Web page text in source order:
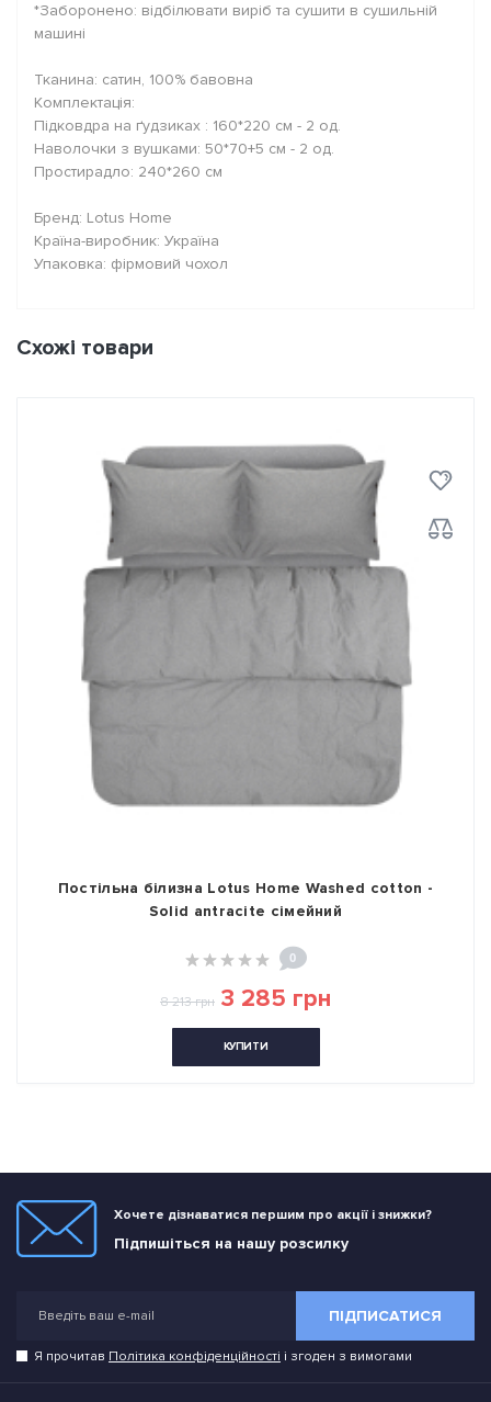
*Заборонено: відбілювати виріб та сушити в сушильній
машині
Тканина: сатин, 100% бавовна
Комплектація:
Підковдра на ґудзиках : 160*220 см - 2 од.
Наволочки з вушками: 50*70+5 см - 2 од.
Простирадло: 240*260 см
Бренд: Lotus Home
Країна-виробник: Україна
Упаковка: фірмовий чохол
Схожі товари
Постільна білизна Lotus Home Washed cotton -
Solid antracite сімейний
0
8 213 грн 3 285 грн
КУПИТИ
Хочете дізнаватися першим про акції і знижки?
Підпишіться на нашу розсилку
ПІДПИСАТИСЯ
Я прочитав Політика конфіденційності і згоден з вимогами